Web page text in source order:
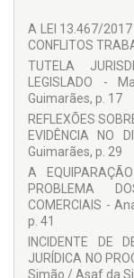
Felipe Hasson
Fernando
Isabella Calabrese
Larissa Pimenta
Marco Aurélio
Mariana Gusso
Mateus Yuri
Roland Hasson
Rosine Hasson
Thaine Mara
A LEI 13.467/2017
CONFLITOS
TUTELA
LEGISLADO -
Guimarães, p. 17
REFLEXÕES
EVIDÊNCIA NO
Guimarães, p. 29
A
PROBLEMA
COMERCIAIS -
p. 41
INCIDENTE DE
JURÍDICA NO
Simão / Asaf da